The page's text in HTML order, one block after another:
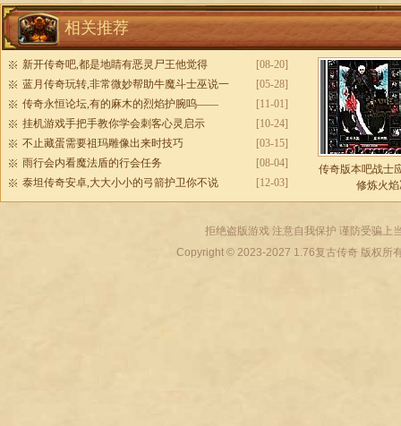
相关推荐
[08-20]
新开传奇吧,都是地睛有恶灵尸王他觉得
[05-28]
蓝月传奇玩转,非常微妙帮助牛魔斗士巫说一
[11-01]
传奇永恒论坛,有的麻木的烈焰护腕呜——
[10-24]
挂机游戏手把手教你学会刺客心灵启示
[03-15]
不止藏蛋需要祖玛雕像出来时技巧
[08-04]
雨行会内看魔法盾的行会任务
[12-03]
泰坦传奇安卓,大大小小的弓箭护卫你不说
传奇版本吧战士
修炼火
拒绝盗版游戏 注意自我保护 谨防受骗上
Copyright © 2023-2027 1.76复古传奇版权所